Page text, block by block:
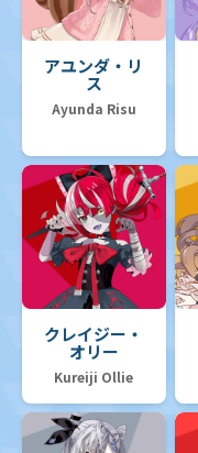
アユンダ・リ
ス
Ayunda Risu
クレイジー・
オリー
Kureiji Ollie